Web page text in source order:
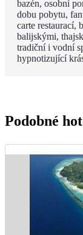
bazén, osobní
dobu pobytu,
carte restaurací,
balijskými,
tradiční i vodní
hypnotizující
Podobné